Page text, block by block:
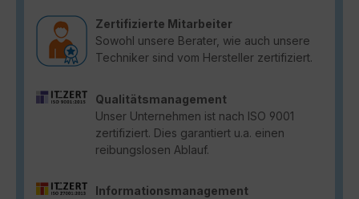
Zertifizierte Mitarbeiter
Sowohl unsere Berater, wie auch unsere
Techniker sind vom Hersteller zertifiziert.
Qualitätsmanagement
Unser Unternehmen ist nach ISO 9001
zertifiziert. Dies garantiert u.a. einen
reibungslosen Ablauf.
Informationsmanagement